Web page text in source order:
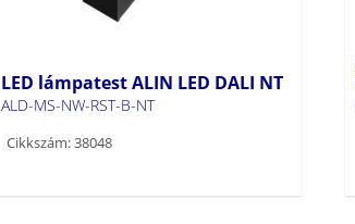
LED lámpatest ALIN LED DALI NT
ALD-MS-NW-RST-B-NT
Cikkszám: 38048